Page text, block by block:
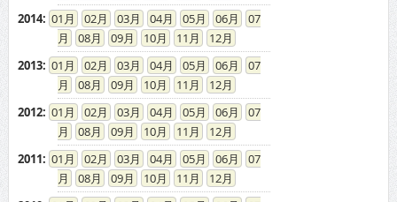
2014: 01 02 03 04 05 06
07
08
09 10 11
12
2013: 01 02 03 04 05 06
07
08
09 10 11
12
2012: 01 02 03 04 05 06
07
08
09 10 11
12
2011: 01 02 03 04 05 06
07
08
09 10 11
12